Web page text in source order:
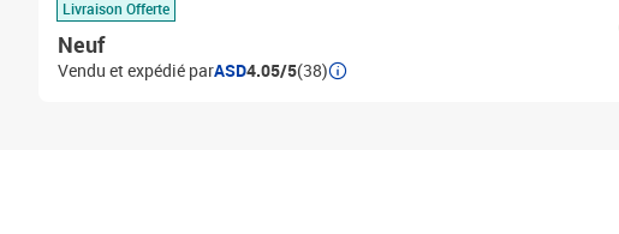
Livraison Offerte
Neuf
Vendu et expédié parASD4.05/5(38)